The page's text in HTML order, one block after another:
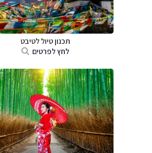
תכנון טיוללטיבט
לחץ לפרטים